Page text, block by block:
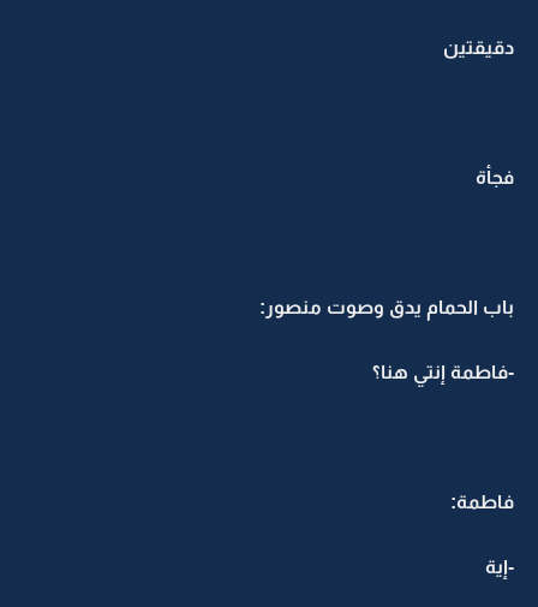
دقيقتين
فجأة
باب الحمام يدق وصوت منصور:
-فاطمة إنتي هنا؟
فاطمة:
-إية